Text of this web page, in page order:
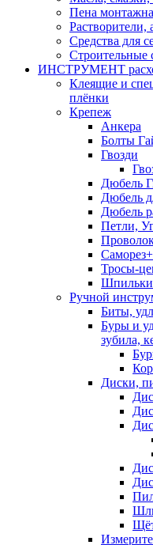
Пена
Растворители,
Средства для
Строительные
ИНСТРУМЕНТ
Клеящие и
плёнки
Крепеж
Анкера
Болты
Гвозди
Дюбель
Дюбель
Дюбель
Петли,
Тросы-
Шпильки
Ручной
Биты,
Буры и
зубила,
Диски,